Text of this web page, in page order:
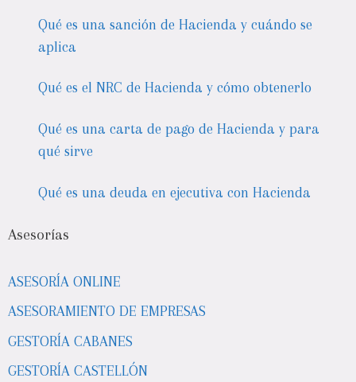
Qué es una sanción de Hacienda y cuándo se
aplica
Qué es el NRC de Hacienda y cómo obtenerlo
Qué es una carta de pago de Hacienda y para
qué sirve
Qué es una deuda en ejecutiva con Hacienda
Asesorías
ASESORÍA ONLINE
ASESORAMIENTO DE EMPRESAS
GESTORÍA CABANES
GESTORÍA CASTELLÓN